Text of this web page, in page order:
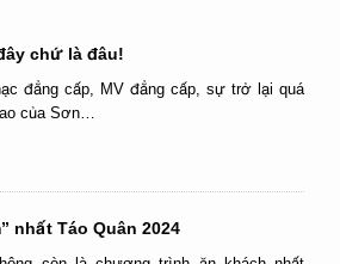
chứ là đâu!
đẳng cấp, MV đẳng cấp, sự trở lại quá
của Sơn…
nhất Táo Quân 2024